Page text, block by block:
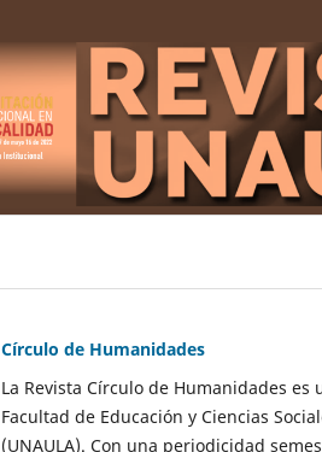
Círculo de Humanidades
La Revista Círculo de Humanidades
Facultad de Educación y Ciencias
(UNAULA). Con una periodicidad